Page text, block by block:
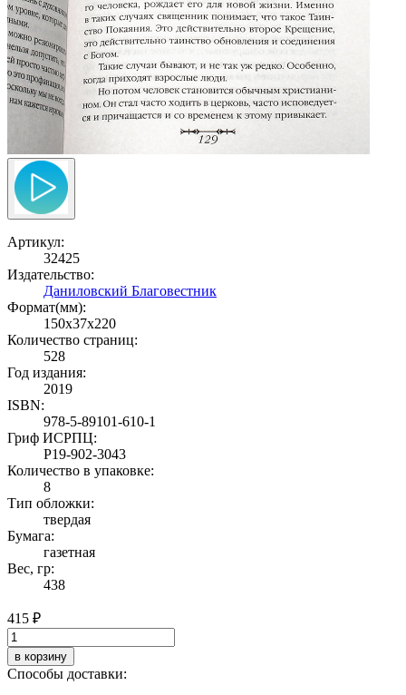
Артикул:
32425
Издательство:
Даниловский Благовестник
Формат(мм):
150x37x220
Количество страниц:
528
Год издания:
2019
ISBN:
978-5-89101-610-1
Гриф ИСРПЦ:
Р19-902-3043
Количество в упаковке:
8
Тип обложки:
твердая
Бумага:
газетная
Вес, гр:
438
415 ₽
в корзину
Способы доставки: